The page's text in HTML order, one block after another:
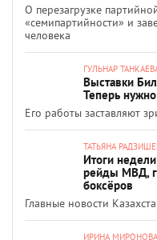
О перезагрузке
«семипартийности» и
человека
ГУЛЬНАР
Выставки
Теперь
Его работы заставляют
ТАТЬЯНА
Итоги
рейды МВД,
боксёров
Главные новости
ИРИНА МИРОНОВА